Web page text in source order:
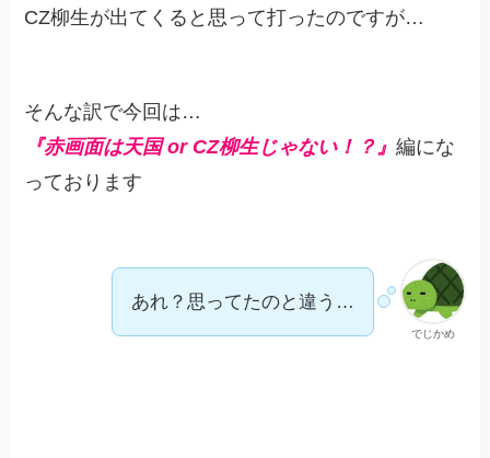
CZ柳生が出てくると思って打ったのですが…
そんな訳で今回は…
『赤画面は天国 or CZ柳生じゃない！？』編にな
っております
でじかめ
あれ？思ってたのと違う…